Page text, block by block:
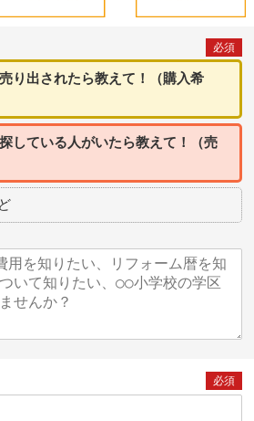
必須
り出されたら教えて！（購入希
している人がいたら教えて！（売
必須